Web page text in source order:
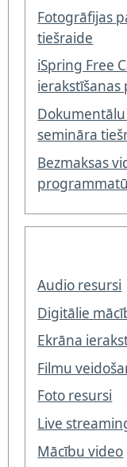
Fotogrāfijas
tiešraide
iSpring Free
semināra
Bezmaksas
Audio resursi
Digitālie
Ekrāna
Filmu
Foto resursi
Live
Mācību video